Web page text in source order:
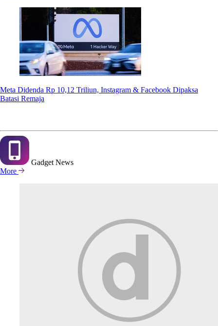
Meta Didenda Rp 10,12 Triliun, Instagram & Facebook Dipaksa
Batasi Remaja
GadgetNews
More